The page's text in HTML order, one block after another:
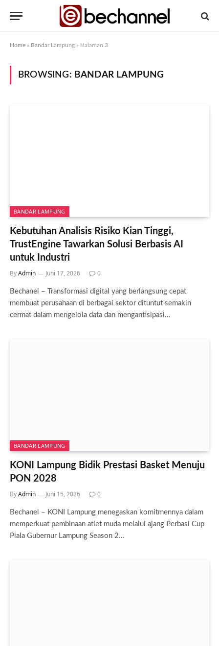
Home » Bandar Lampung » Halaman 3
BROWSING: BANDAR LAMPUNG
BANDAR LAMPUNG
Kebutuhan Analisis Risiko Kian Tinggi,
TrustEngine Tawarkan Solusi Berbasis AI
untuk Industri
ByAdmin Juni 17, 2026 0
Bechanel – Transformasi digital yang berlangsung cepat
membuat perusahaan di berbagai sektor dituntut semakin
cermat dalam mengelola data dan mengantisipasi…
BANDAR LAMPUNG
KONI Lampung Bidik Prestasi Basket Menuju
PON 2028
ByAdmin Juni 15, 2026 0
Bechanel – KONI Lampung menegaskan komitmennya dalam
memperkuat pembinaan atlet muda melalui ajang Perbasi Cup
Piala Gubernur Lampung Season 2…